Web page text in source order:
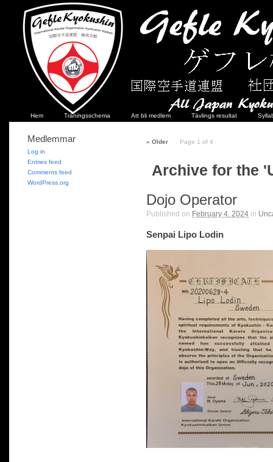
Hem Träningsschema Att bli medlem Tävlings resultat
Page 1 of 4
« Older
Archive for the
Dojo Operator
Published on February 4, 2024 in
Senpai Lipo Lodin
Medlemmar
Log in
Entries feed
Comments feed
WordPress.org